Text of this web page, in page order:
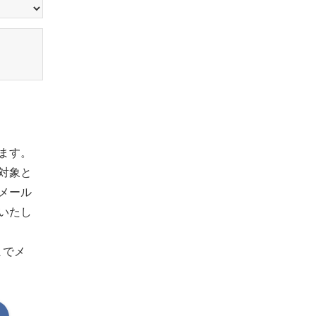
す。
象と
ール
たし
メ